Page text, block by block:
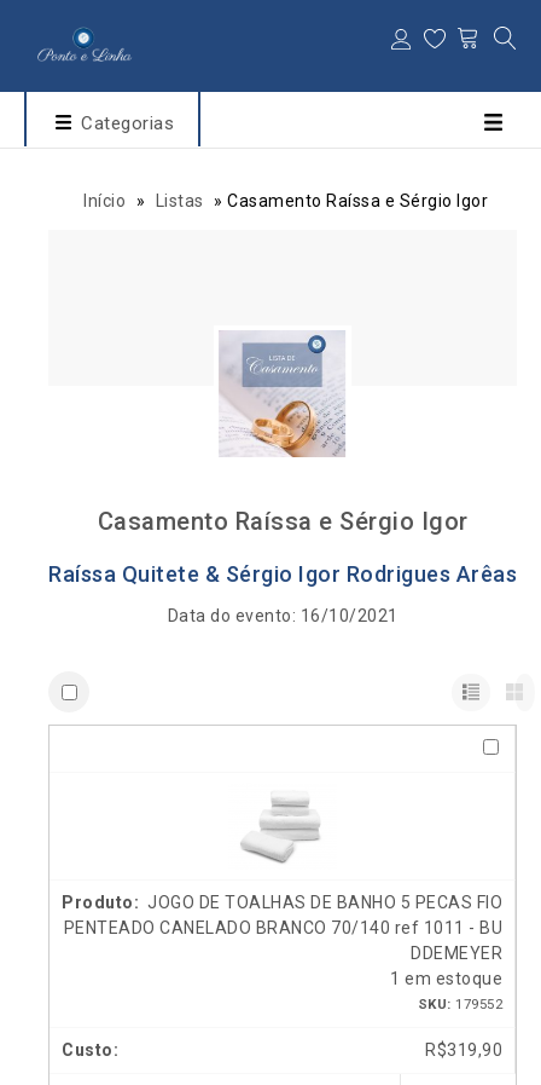
Categorias
Início » Listas » Casamento Raíssa e Sérgio Igor
Casamento Raíssa e Sérgio Igor
Raíssa Quitete & Sérgio Igor Rodrigues Arêas
Data do evento: 16/10/2021
JOGO DE TOALHAS DE BANHO 5 PECAS FIO
PENTEADO CANELADO BRANCO 70/140 ref 1011 - BU
DDEMEYER
1 em estoque
SKU: 179552
R$319,90